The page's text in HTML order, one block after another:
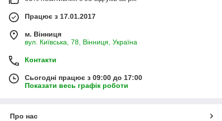
Працює з 17.01.2017
м. Вінниця
вул. Київська, 78, Вінниця, Україна
Контакти
Сьогодні працює з 09:00 до 17:00
Показати весь графік роботи
Про нас